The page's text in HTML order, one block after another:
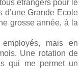
étrangers pour le
d’une Grande Ecole
grosse année, à la
mais en
Une rotation de
qui me permet un